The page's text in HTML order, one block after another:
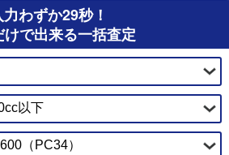
力わずか29秒！
けで出来る一括査定